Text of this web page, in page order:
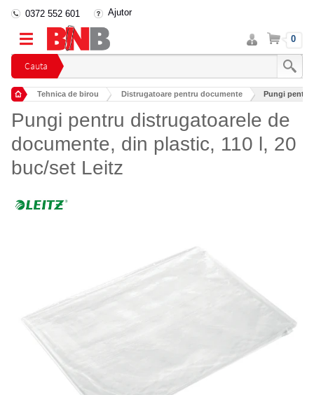
Cauta
0372 552 601 Ajutor
Intra
in
cont
Cos 0
Tehnica de birou Distrugatoare pentru documente Pungi pentru
Pungi pentru distrugatoarele de
documente, din plastic, 110 l, 20
buc/set Leitz